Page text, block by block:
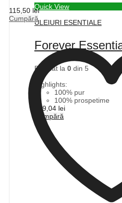
Quick View
ULEIURI ESENTIALE
Forever
Evaluat la 0 din 5
Highlights:
100% pur
100% prospetime
109,04 lei
Cumpără
115,50 lei
Cumpără